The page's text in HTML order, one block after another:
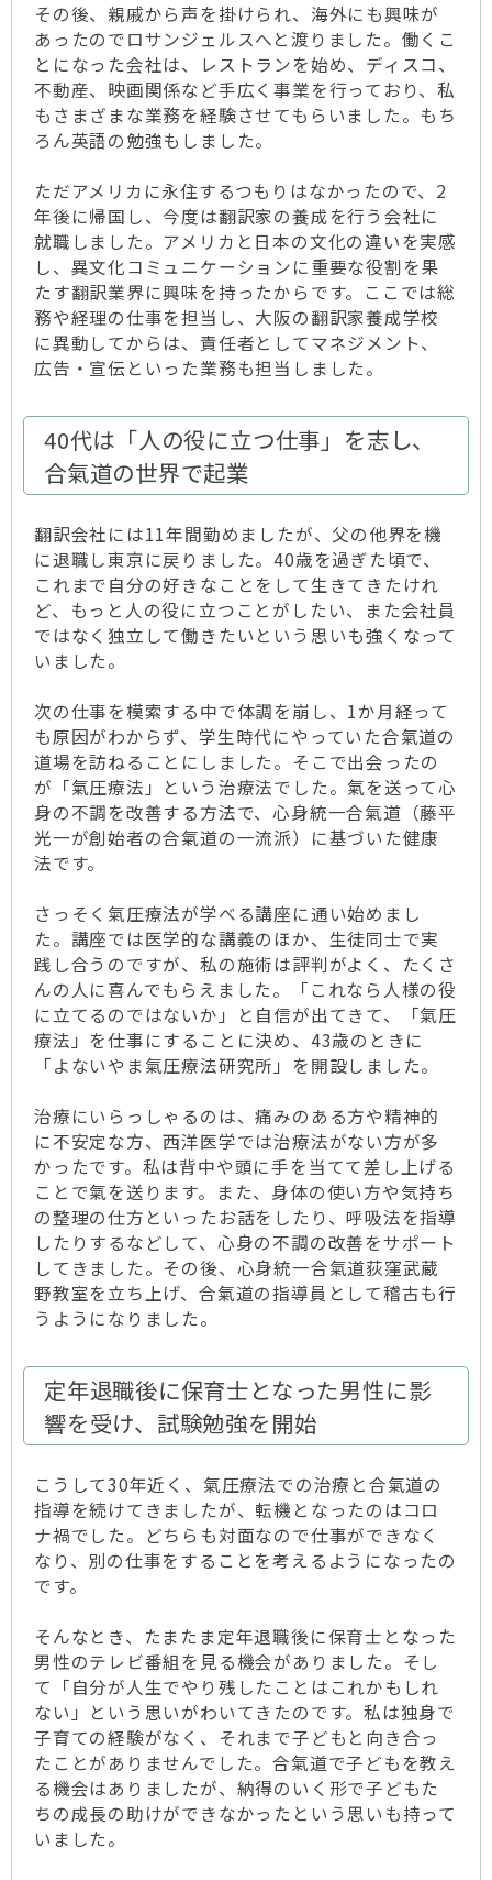
その後、親戚から声を掛けられ、海外にも興味が
あったのでロサンジェルスへと渡りました。働くこ
とになった会社は、レストランを始め、ディスコ、
不動産、映画関係など手広く事業を行っており、私
もさまざまな業務を経験させてもらいました。もち
ろん英語の勉強もしました。
ただアメリカに永住するつもりはなかったので、2
年後に帰国し、今度は翻訳家の養成を行う会社に
就職しました。アメリカと日本の文化の違いを実感
し、異文化コミュニケーションに重要な役割を果
たす翻訳業界に興味を持ったからです。ここでは総
務や経理の仕事を担当し、大阪の翻訳家養成学校
に異動してからは、責任者としてマネジメント、
広告・宣伝といった業務も担当しました。
40代は「人の役に立つ仕事」を志し、
合氣道の世界で起業
翻訳会社には11年間勤めましたが、父の他界を機
に退職し東京に戻りました。40歳を過ぎた頃で、
これまで自分の好きなことをして生きてきたけれ
ど、もっと人の役に立つことがしたい、また会社員
ではなく独立して働きたいという思いも強くなって
いました。
次の仕事を模索する中で体調を崩し、1か月経って
も原因がわからず、学生時代にやっていた合氣道の
道場を訪ねることにしました。そこで出会ったの
が「氣圧療法」という治療法でした。氣を送って心
身の不調を改善する方法で、心身統一合氣道（藤平
光一が創始者の合氣道の一流派）に基づいた健康
法です。
さっそく氣圧療法が学べる講座に通い始めまし
た。講座では医学的な講義のほか、生徒同士で実
践し合うのですが、私の施術は評判がよく、たくさ
んの人に喜んでもらえました。「これなら人様の役
に立てるのではないか」と自信が出てきて、「氣圧
療法」を仕事にすることに決め、43歳のときに
「よないやま氣圧療法研究所」を開設しました。
治療にいらっしゃるのは、痛みのある方や精神的
に不安定な方、西洋医学では治療法がない方が多
かったです。私は背中や頭に手を当てて差し上げる
ことで氣を送ります。また、身体の使い方や気持ち
の整理の仕方といったお話をしたり、呼吸法を指導
したりするなどして、心身の不調の改善をサポート
してきました。その後、心身統一合氣道荻窪武蔵
野教室を立ち上げ、合氣道の指導員として稽古も行
うようになりました。
定年退職後に保育士となった男性に影
響を受け、試験勉強を開始
こうして30年近く、氣圧療法での治療と合氣道の
指導を続けてきましたが、転機となったのはコロ
ナ禍でした。どちらも対面なので仕事ができなく
なり、別の仕事をすることを考えるようになったの
です。
そんなとき、たまたま定年退職後に保育士となった
男性のテレビ番組を見る機会がありました。そし
て「自分が人生でやり残したことはこれかもしれ
ない」という思いがわいてきたのです。私は独身で
子育ての経験がなく、それまで子どもと向き合っ
たことがありませんでした。合氣道で子どもを教え
る機会はありましたが、納得のいく形で子どもた
ちの成長の助けができなかったという思いも持って
いました。